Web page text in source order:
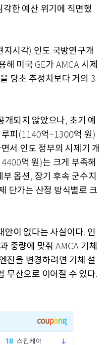
각한 예산 위기에 직면했
지시각) 인도 국방연구개
해 미국 GE가 AMCA 시제
당초 추정치보다 거의 3
개되지 않았으나, 초기 예
피 (1140억~1300억 원)
서 인도 정부의 시제기 개
4400억 원)는 크게 부족해
부 옵션, 장기 후속 군수지
단가는 산정 방식별로 크
안이 없다는 사실이다. 인
중량에 맞춰 AMCA 기체
진을 변경하려면 기체 설
무산으로 이어질 수 있다.